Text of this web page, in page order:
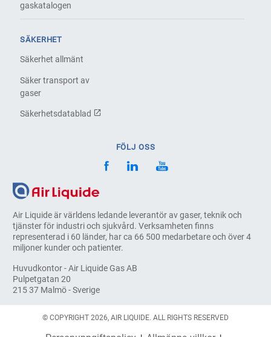
Air Liquide är världens ledande leverantör av gaser, teknik och
tjänster för industri och sjukvård. Verksamheten finns
representerad i 60 länder, har ca 66 500 medarbetare och över 4
miljoner kunder och patienter.
Huvudkontor - Air Liquide Gas AB
Pulpetgatan 20
215 37 Malmö - Sverige
gaskatalogen
SÄKERHET
Säkerhet allmänt
Säker transport av
gaser
Säkerhetsdatablad
FÖLJ OSS
© COPYRIGHT 2026, AIR LIQUIDE. ALL RIGHTS RESERVED